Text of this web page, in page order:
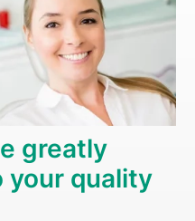
greatly
quality